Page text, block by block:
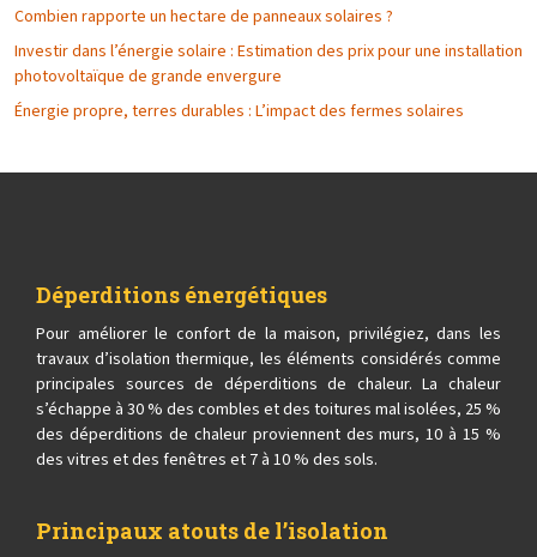
Combien rapporte un hectare de panneaux solaires ?
Investir dans l’énergie solaire : Estimation des prix pour une installation
photovoltaïque de grande envergure
Énergie propre, terres durables : L’impact des fermes solaires
Déperditions énergétiques
Pour améliorer le confort de la maison, privilégiez, dans les
travaux d’isolation thermique, les éléments considérés comme
principales sources de déperditions de chaleur. La chaleur
s’échappe à 30 % des combles et des toitures mal isolées, 25 %
des déperditions de chaleur proviennent des murs, 10 à 15 %
des vitres et des fenêtres et 7 à 10 % des sols.
Principaux atouts de l’isolation